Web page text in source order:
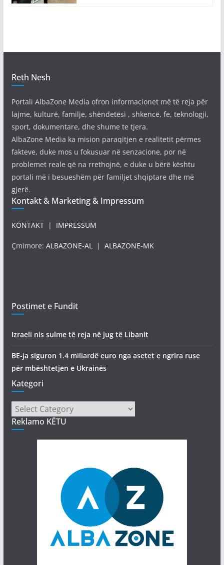
Reth Nesh
Portali AlbaZone Media ofron informacionet më të reja për
lajme, kulturë, familje, shëndetësi , shkencë, fe, teknologji,
sport, dokumentare, dhe shume te tjera.
AlbaZone Media ka mision paraqitjen e realitetit përmes
fakteve, duke mos u fokusuar në senzacione, por në
problemet reale që na rrethojnë, e duke u bërë kështu
portali më i besueshëm për familjet shqiptare dhe më
gjerë.
Kontakt & Marketing & Impressum
KONTAKT| IMPRESSUM
Çmimore: ALBAZONE-AL| ALBAZONE-MK
Postimet e Fundit
Izraeli nis sulme të reja në jug të Libanit
BE-ja siguron 1.4 miliardë euro nga asetet e ngrira ruse
për mbështetjen e Ukrainës
Kategori
Kategori
Reklamo KËTU